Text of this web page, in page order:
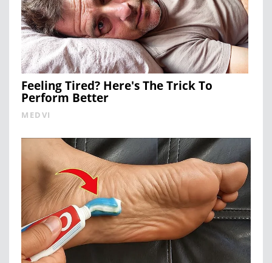
Feeling Tired? Here's The Trick To
Perform Better
MEDVI